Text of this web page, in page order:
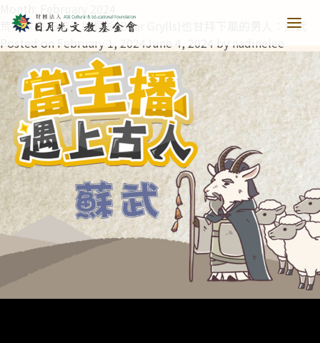
青少培育
助力培育
樂讀種書
清寒獎助
教育推廣
當主播遇上古人第一季
當主播遇上古人第二季
西洋藝術奇幻之旅第一季
藝文扎根
日月光音樂季
藝文散策
長者關懷
樂齡樂學
公共建設
Month:
荒野求生19年！連貝爺(Bear Grylls)也甘拜下風的男人：蘇武
Posted on February 1, 2024June 4, 2024 by nadinelee